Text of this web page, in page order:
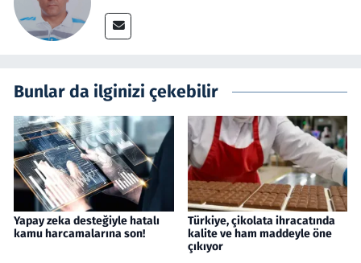
Bunlar da ilginizi çekebilir
Yapay zeka desteğiyle hatalı
kamu harcamalarına son!
Türkiye, çikolata ihracatında
kalite ve ham maddeyle öne
çıkıyor